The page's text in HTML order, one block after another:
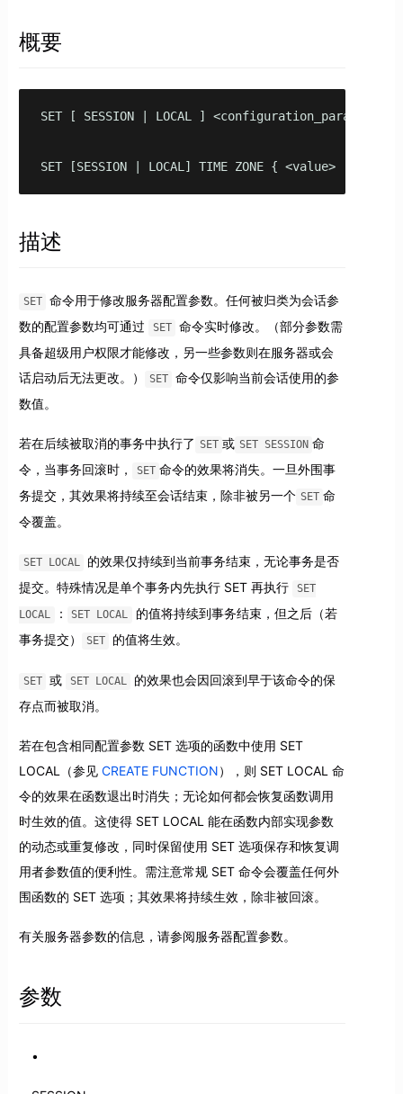
概要
SET [ SESSION | LOCAL ]
SET [SESSION | LOCAL] TIME ZONE { <value> |
描述
SET
命令用于修改服务器配置参数。任何被归类为会话参
数的配置参数均可通过
SET
命令实时修改。（部分参数需
具备超级用户权限才能修改，另一些参数则在服务器或会
话启动后无法更改。）
SET
命令仅影响当前会话使用的参
数值。
若在后续被取消的事务中执行了 SET 或 SET SESSION 命
令，当事务回滚时，
SET 命令的效果将消失。一旦外围事
务提交，其效果将持续至会话结束，除非被另一个 SET 命
令覆盖。
SET LOCAL
的效果仅持续到当前事务结束，无论事务是否
提交。特殊情况是单个事务内先执行 SET 再执行
SET
LOCAL ： SET LOCAL
的值将持续到事务结束，但之后（若
事务提交）
SET 的值将生效。
SET 或 SET LOCAL
的效果也会因回滚到早于该命令的保
存点而被取消。
若在包含相同配置参数 SET 选项的函数中使用 SET
LOCAL（参见 CREATE FUNCTION），则 SET LOCAL 命
令的效果在函数退出时消失；无论如何都会恢复函数调用
时生效的值。这使得 SET LOCAL 能在函数内部实现参数
的动态或重复修改，同时保留使用 SET 选项保存和恢复调
用者参数值的便利性。需注意常规 SET 命令会覆盖任何外
围函数的 SET 选项；其效果将持续生效，除非被回滚。
有关服务器参数的信息，请参阅服务器配置参数。
参数